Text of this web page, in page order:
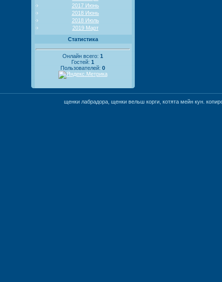
2017 Июнь
2018 Июнь
2018 Июль
2019 Март
Статистика
Онлайн всего: 1
Гостей: 1
Пользователей: 0
щенки лабрадора, щенки вельш корги, котята мейн кун.